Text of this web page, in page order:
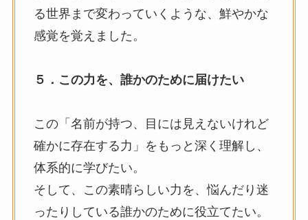
る世界まで変わっていくような、鮮やかな
感覚を覚えました。
５．この力を、誰かのために届けたい
この「名前が持つ、目には見えないけれど
確かに存在する力」をもっと深く理解し、
体系的に学びたい。
そして、この素晴らしい力を、悩んだり迷
ったりしている誰かのために役立てたい。